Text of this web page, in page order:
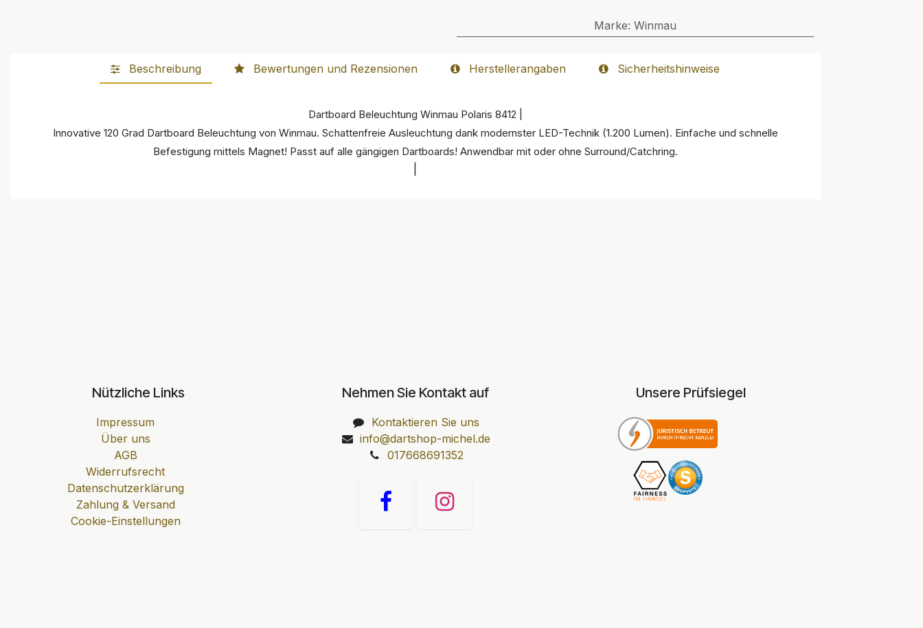
Marke: Winmau
Beschreibung Bewertungen und Rezensionen Herstellerangaben Sicherheitshinweise
Dartboard Beleuchtung Winmau Polaris 8412 |
Innovative 120 Grad Dartboard Beleuchtung von Winmau. Schattenfreie Ausleuchtung dank modernster LED-Technik (1.200 Lumen). Einfache und schnelle
Befestigung mittels Magnet! Passt auf alle gängigen Dartboards! Anwendbar mit oder ohne Surround/Catchring.
Nützliche Links
Impressum
Über uns
AGB
Widerrufsrecht
Datenschutzerklärung
Zahlung & Versand
Cookie-Einstellungen
Nehmen Sie Kontakt auf
Kontaktieren Sie uns
info@dartshop-michel.de
017668691352
Unsere Prüfsiegel